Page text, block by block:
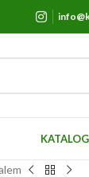
KATALOG